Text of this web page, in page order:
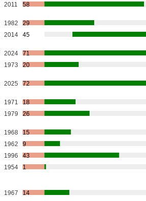
2011 58
1982
29
2014 45
2024
71
1973 20
2025 72
1971
18
1979 26
1968
15
1962
9
1996
43
1954 1
1967
14